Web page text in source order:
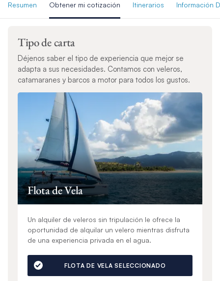
Resumen Obtener mi cotización Itinerarios Información
Tipo de carta
Déjenos saber el tipo de experiencia que mejor se
adapta a sus necesidades. Contamos con veleros,
catamaranes y barcos a motor para todos los gustos.
Flota de Vela
Un alquiler de veleros sin tripulación le ofrece la
oportunidad de alquilar un velero mientras disfruta
de una experiencia privada en el agua.
FLOTA DE VELA SELECCIONADO